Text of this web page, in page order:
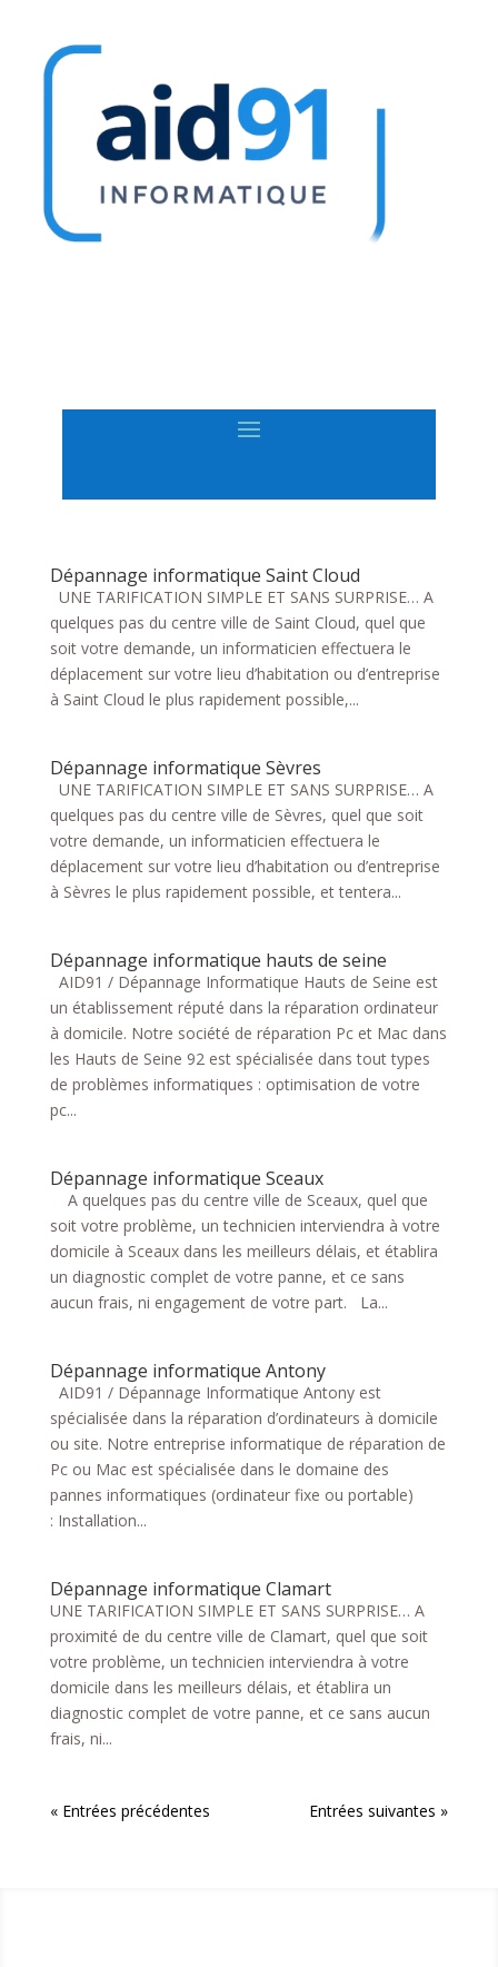
Dépannage informatique Saint Cloud
UNE TARIFICATION SIMPLE ET SANS SURPRISE… A
quelques pas du centre ville de Saint Cloud, quel que
soit votre demande, un informaticien effectuera le
déplacement sur votre lieu d’habitation ou d’entreprise
à Saint Cloud le plus rapidement possible,...
Dépannage informatique Sèvres
UNE TARIFICATION SIMPLE ET SANS SURPRISE… A
quelques pas du centre ville de Sèvres, quel que soit
votre demande, un informaticien effectuera le
déplacement sur votre lieu d’habitation ou d’entreprise
à Sèvres le plus rapidement possible, et tentera...
Dépannage informatique hauts de seine
AID91 / Dépannage Informatique Hauts de Seine est
un établissement réputé dans la réparation ordinateur
à domicile. Notre société de réparation Pc et Mac dans
les Hauts de Seine 92 est spécialisée dans tout types
de problèmes informatiques : optimisation de votre
pc...
Dépannage informatique Sceaux
A quelques pas du centre ville de Sceaux, quel que
soit votre problème, un technicien interviendra à votre
domicile à Sceaux dans les meilleurs délais, et établira
un diagnostic complet de votre panne, et ce sans
aucun frais, ni engagement de votre part. La...
Dépannage informatique Antony
AID91 / Dépannage Informatique Antony est
spécialisée dans la réparation d’ordinateurs à domicile
ou site. Notre entreprise informatique de réparation de
Pc ou Mac est spécialisée dans le domaine des
pannes informatiques (ordinateur fixe ou portable)
: Installation...
Dépannage informatique Clamart
UNE TARIFICATION SIMPLE ET SANS SURPRISE… A
proximité de du centre ville de Clamart, quel que soit
votre problème, un technicien interviendra à votre
domicile dans les meilleurs délais, et établira un
diagnostic complet de votre panne, et ce sans aucun
frais, ni...
« Entrées précédentes Entrées suivantes »